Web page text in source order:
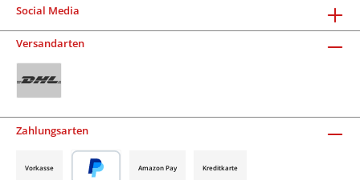
Social Media
Versandarten
Zahlungsarten
Vorkasse Amazon Pay Kreditkarte